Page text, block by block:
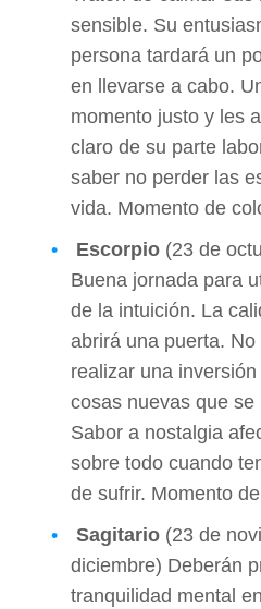
sensible. Su
persona tardará un
en llevarse a cabo.
momento justo y les
claro de su parte
saber no perder las
vida. Momento de
Escorpio (23 de
Buena jornada para
de la intuición. La
abrirá una puerta.
realizar una
cosas nuevas que
Sabor a nostalgia
sobre todo cuando
de sufrir. Momento
Sagitario (23 de
diciembre) Deberán
tranquilidad mental